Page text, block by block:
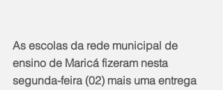
As escolas da rede municipal de
ensino de Maricá fizeram nesta
segunda-feira (02) mais uma entrega